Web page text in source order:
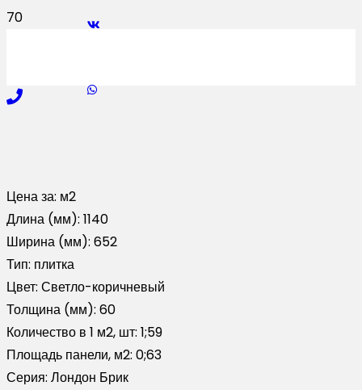
Цена за: м2
Длина (мм): 1140
Ширина (мм): 652
Тип: плитка
Цвет: Светло-коричневый
Толщина (мм): 60
Количество в 1 м2, шт: 1;59
Площадь панели, м2: 0;63
Серия: Лондон Брик